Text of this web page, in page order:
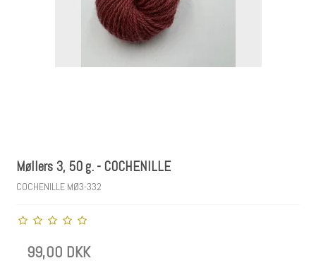
Møllers 3, 50 g. - COCHENILLE
COCHENILLE MØ3-332
99,00 DKK